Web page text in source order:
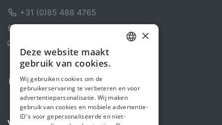
+31 (0)85 488 4765
ENGLISH
×
Deze website maakt
gebruik van cookies.
Wij gebruiken cookies om de
gebruikerservaring te verbeteren en voor
advertentiepersonalisatie. Wij maken
gebruik van cookies en mobiele advertentie-
ID's voor gepersonaliseerde en niet-